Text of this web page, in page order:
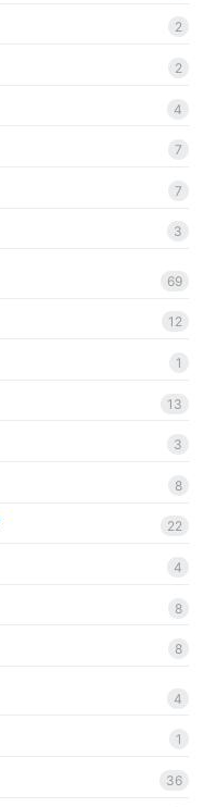
2
2
4
7
7
3
69
12
1
13
3
8
22
4
8
8
4
1
36